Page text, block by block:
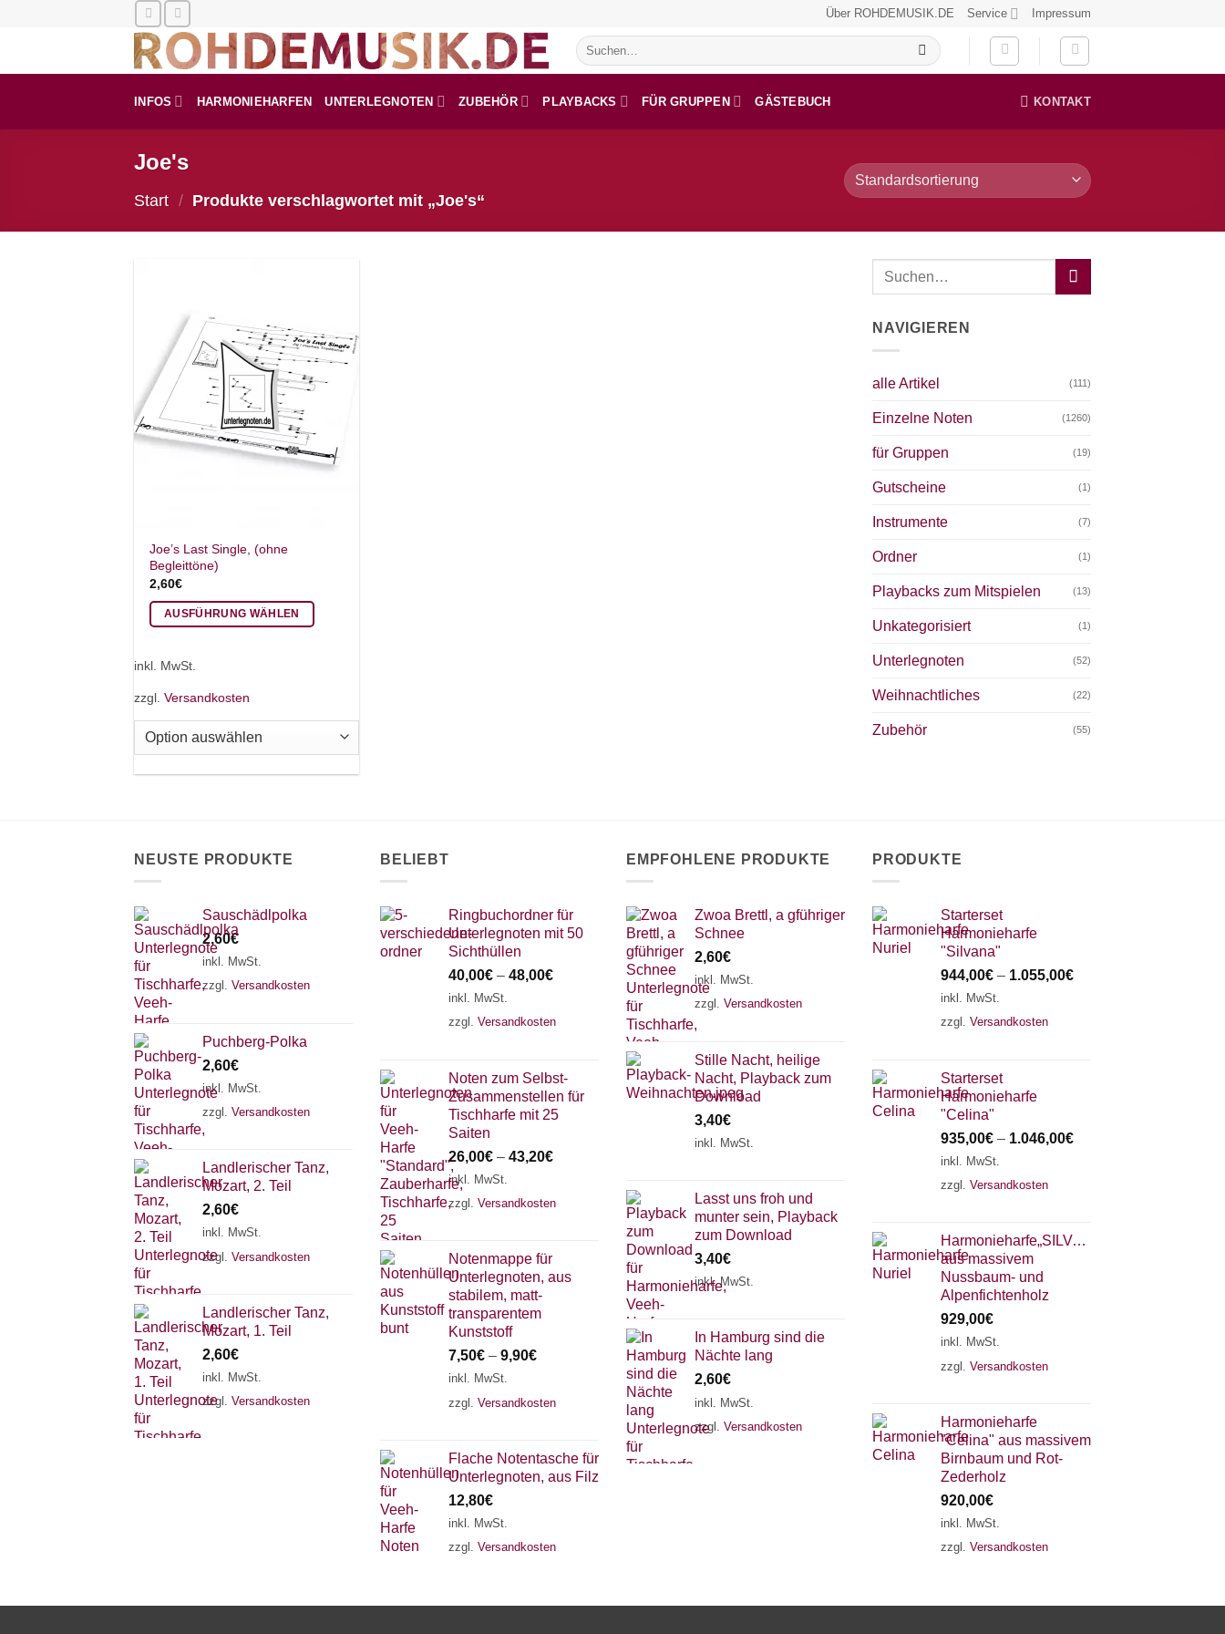
Über ROHDEMUSIK.DE Service Impressum
Suchen
nach:
INFOS HARMONIEHARFEN UNTERLEGNOTEN ZUBEHÖR PLAYBACKS FÜR GRUPPEN GÄSTEBUCH KONTAKT
Joe's
Start / Produkte verschlagwortet mit „Joe's“
Joe’s Last Single, (ohne
Begleittöne)
2,60€
AUSFÜHRUNG WÄHLEN
mehrere
Varianten
auf.
Produktseite
inkl. MwSt.
zzgl. Versandkosten
NAVIGIEREN
alle Artikel (111)
Einzelne Noten (1260)
für Gruppen (19)
Gutscheine (1)
Instrumente (7)
Ordner (1)
Playbacks zum Mitspielen (13)
Unkategorisiert (1)
Unterlegnoten (52)
Weihnachtliches (22)
Zubehör (55)
NEUSTE PRODUKTE
Sauschädlpolka
2,60€
inkl. MwSt.
zzgl. Versandkosten
Puchberg-Polka
2,60€
inkl. MwSt.
zzgl. Versandkosten
Landlerischer Tanz,
Mozart, 2. Teil
2,60€
inkl. MwSt.
zzgl. Versandkosten
Landlerischer Tanz,
Mozart, 1. Teil
2,60€
inkl. MwSt.
zzgl. Versandkosten
BELIEBT
Ringbuchordner für
Unterlegnoten mit 50
Sichthüllen
40,00€ – 48,00€
inkl. MwSt.
zzgl. Versandkosten
Noten zum Selbst-
Zusammenstellen für
Tischharfe mit 25
Saiten
26,00€ – 43,20€
inkl. MwSt.
zzgl. Versandkosten
Notenmappe für
Unterlegnoten, aus
stabilem, matt-
transparentem
Kunststoff
7,50€ – 9,90€
inkl. MwSt.
zzgl. Versandkosten
Flache Notentasche für
Unterlegnoten, aus Filz
12,80€
inkl. MwSt.
zzgl. Versandkosten
EMPFOHLENE PRODUKTE
Zwoa Brettl, a gführiger
Schnee
2,60€
inkl. MwSt.
zzgl. Versandkosten
Stille Nacht, heilige
Nacht, Playback zum
Download
3,40€
inkl. MwSt.
Lasst uns froh und
munter sein, Playback
zum Download
3,40€
inkl. MwSt.
In Hamburg sind die
Nächte lang
2,60€
inkl. MwSt.
zzgl. Versandkosten
PRODUKTE
Starterset
Harmonieharfe
"Silvana"
944,00€ – 1.055,00€
inkl. MwSt.
zzgl. Versandkosten
Starterset
Harmonieharfe
"Celina"
935,00€ – 1.046,00€
inkl. MwSt.
zzgl. Versandkosten
Harmonieharfe„SILVANA"
aus massivem
Nussbaum- und
Alpenfichtenholz
929,00€
inkl. MwSt.
zzgl. Versandkosten
Harmonieharfe
"Celina" aus massivem
Birnbaum und Rot-
Zederholz
920,00€
inkl. MwSt.
zzgl. Versandkosten
18 SAITEN 21 SAITEN 25 SAITEN
AKKORDZITHER